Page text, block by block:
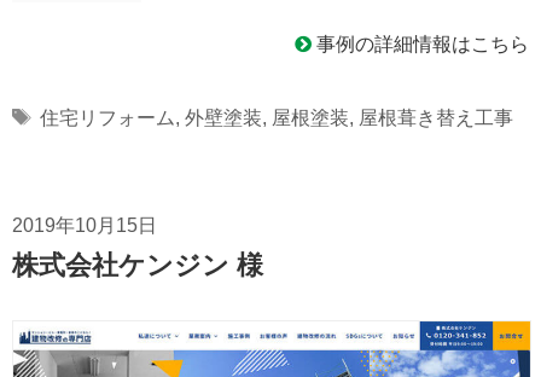
事例の詳細情報はこちら
Tags
住宅リフォーム, 外壁塗装, 屋根塗装, 屋根葺き替え工事
2019年10月15日
株式会社ケンジン 様